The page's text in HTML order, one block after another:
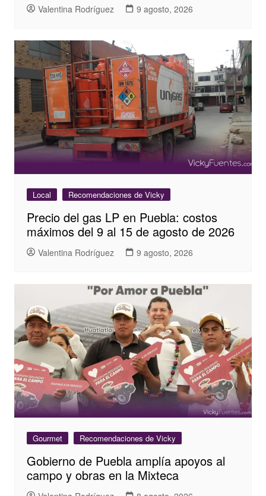
Valentina Rodríguez 9 agosto, 2026
Local Recomendaciones de Vicky
Precio del gas LP en Puebla: costos
máximos del 9 al 15 de agosto de 2026
Valentina Rodríguez 9 agosto, 2026
Gourmet Recomendaciones de Vicky
Gobierno de Puebla amplía apoyos al
campo y obras en la Mixteca